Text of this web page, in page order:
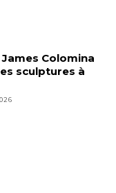
Colomina
sculptures à